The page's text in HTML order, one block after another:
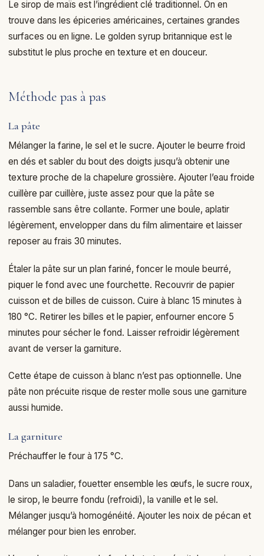
Le sirop de maïs est l’ingrédient clé traditionnel. On en
trouve dans les épiceries américaines, certaines grandes
surfaces ou en ligne. Le golden syrup britannique est le
substitut le plus proche en texture et en douceur.
Méthode pas à pas
La pâte
Mélanger la farine, le sel et le sucre. Ajouter le beurre froid
en dés et sabler du bout des doigts jusqu’à obtenir une
texture proche de la chapelure grossière. Ajouter l’eau froide
cuillère par cuillère, juste assez pour que la pâte se
rassemble sans être collante. Former une boule, aplatir
légèrement, envelopper dans du film alimentaire et laisser
reposer au frais 30 minutes.
Étaler la pâte sur un plan fariné, foncer le moule beurré,
piquer le fond avec une fourchette. Recouvrir de papier
cuisson et de billes de cuisson. Cuire à blanc 15 minutes à
180 °C. Retirer les billes et le papier, enfourner encore 5
minutes pour sécher le fond. Laisser refroidir légèrement
avant de verser la garniture.
Cette étape de cuisson à blanc n’est pas optionnelle. Une
pâte non précuite risque de rester molle sous une garniture
aussi humide.
La garniture
Préchauffer le four à 175 °C.
Dans un saladier, fouetter ensemble les œufs, le sucre roux,
le sirop, le beurre fondu (refroidi), la vanille et le sel.
Mélanger jusqu’à homogénéité. Ajouter les noix de pécan et
mélanger pour bien les enrober.